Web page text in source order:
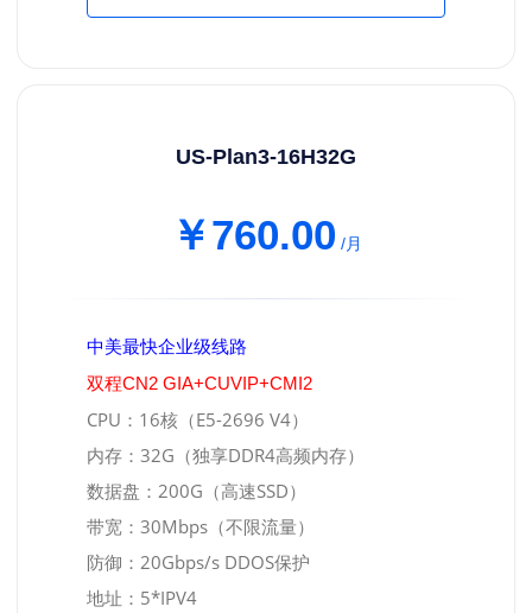
US-Plan3-16H32G
￥760.00 /月
中美最快企业级线路
双程CN2 GIA+CUVIP+CMI2
CPU：16核（E5-2696 V4）
内存：32G（独享DDR4高频内存）
数据盘：200G（高速SSD）
带宽：30Mbps（不限流量）
防御：20Gbps/s DDOS保护
地址：5*IPV4